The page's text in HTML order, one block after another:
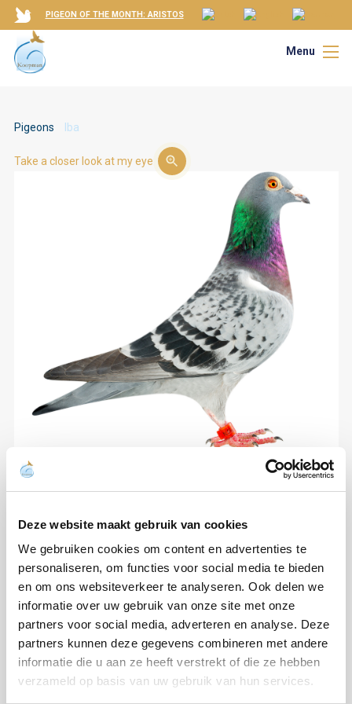
Deze website maakt gebruik van cookies
We gebruiken cookies om content en advertenties te
personaliseren, om functies voor social media te bieden
en om ons websiteverkeer te analyseren. Ook delen we
informatie over uw gebruik van onze site met onze
partners voor social media, adverteren en analyse. Deze
partners kunnen deze gegevens combineren met andere
informatie die u aan ze heeft verstrekt of die ze hebben
verzameld op basis van uw gebruik van hun services.
PIGEON OF THE MONTH: ARISTOS
Menu
Pigeons Iba
Take a closer look at my eye